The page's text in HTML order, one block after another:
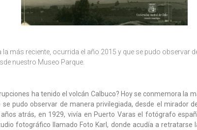
más reciente, ocurrida el año 2015 y que se pudo observar
nuestro Museo Parque.
ha tenido el volcán Calbuco? Hoy se conmemora la
se pudo observar de manera privilegiada, desde el mirador
años atrás, en 1929, vivía en Puerto Varas el fotógrafo
fotográfico llamado Foto Karl, donde acudía a retratarse